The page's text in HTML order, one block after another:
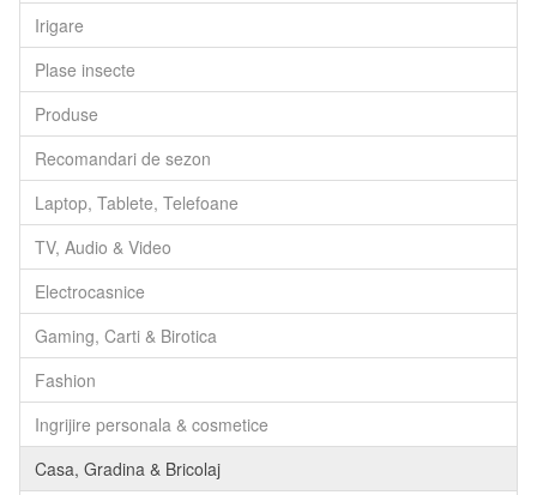
Irigare
Plase insecte
Produse
Recomandari de sezon
Laptop, Tablete, Telefoane
TV, Audio & Video
Electrocasnice
Gaming, Carti & Birotica
Fashion
Ingrijire personala & cosmetice
Casa, Gradina & Bricolaj